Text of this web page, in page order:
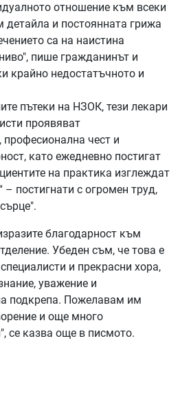
отношение към всеки
и постоянната грижа
са на наистина
пише гражданинът и
крайно недостатъчното и
пътеки на НЗОК, тези лекари
проявяват
професионална чест и
като ежедневно постигат
на практика изглеждат
– постигнати с огромен труд,
благодарност към
Убеден съм, че това е
и прекрасни хора,
уважение и
подкрепа. Пожелавам им
и още много
се казва още в писмото.